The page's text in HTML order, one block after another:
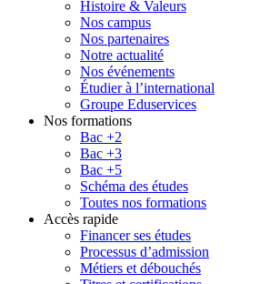
Histoire & Valeurs
Nos campus
Nos partenaires
Notre actualité
Nos événements
Étudier à l’international
Groupe Eduservices
Nos formations
Bac +2
Bac +3
Bac +5
Schéma des études
Toutes nos formations
Accès rapide
Financer ses études
Processus d’admission
Métiers et débouchés